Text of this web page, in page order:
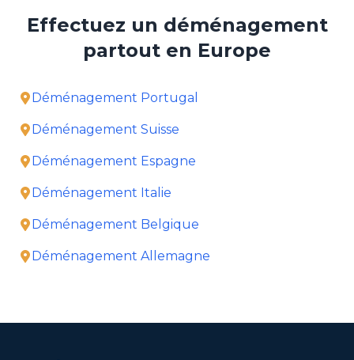
Effectuez un déménagement
partout en Europe
Déménagement Portugal
Déménagement Suisse
Déménagement Espagne
Déménagement Italie
Déménagement Belgique
Déménagement Allemagne